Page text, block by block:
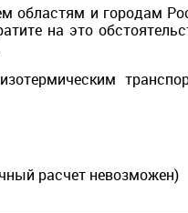
областям и городам
на это
расчет невозможен)